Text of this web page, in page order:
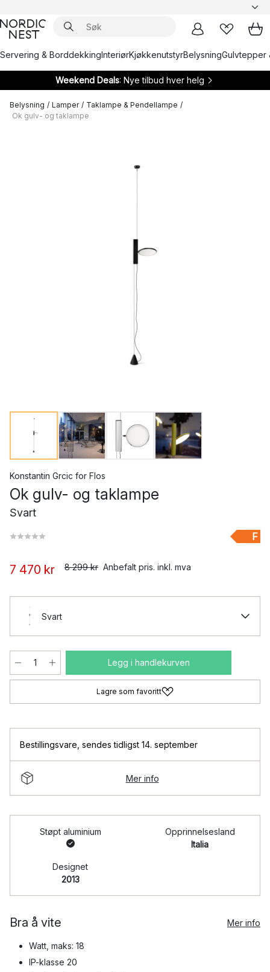
Servering & BorddekkingInteriørKjøkkenutstyrBelysningGulvtepper
Weekend Deals: Nye tilbud hver helg
Belysning / Lamper / Taklampe & Pendellampe /
Ok gulv- og taklampe
Konstantin Grcic for Flos
Ok gulv- og taklampe
Svart
F
7 470 kr 8 299 kr Anbefalt pris. inkl. mva
Svart
Legg i handlekurven
Lagre som favoritt
Bestillingsvare sendes tidligst 14. september
Mer info
Støpt aluminium
Opprinnelsesland
Italia
Designet
2013
Bra å vite Mer info
Watt, maks: 18
IP-klasse 20